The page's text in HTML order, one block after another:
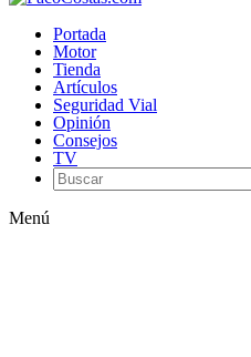
Portada
Motor
Tienda
Artículos
Seguridad Vial
Opinión
Consejos
TV
Menú